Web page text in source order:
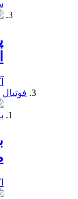
فوتبال